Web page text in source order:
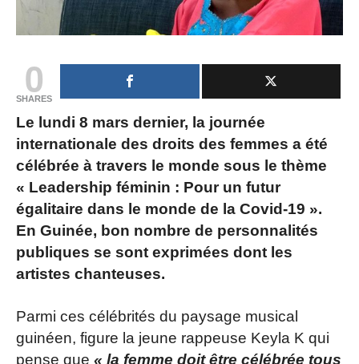
0
SHARES
Le lundi 8 mars dernier, la journée
internationale des droits des femmes a été
célébrée à travers le monde sous le thème
« Leadership féminin : Pour un futur
égalitaire dans le monde de la Covid-19 ».
En Guinée, bon nombre de personnalités
publiques se sont exprimées dont les
artistes chanteuses.
Parmi ces célébrités du paysage musical
guinéen, figure la jeune rappeuse Keyla K qui
pense que « la femme doit être célébrée tous